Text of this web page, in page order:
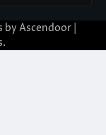
by Ascendoor
.